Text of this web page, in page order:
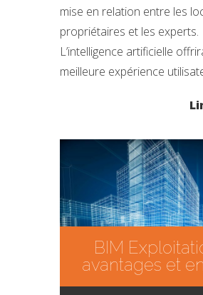
mise en relation entre les
propriétaires et les experts.
L’intelligence artificielle
meilleure expérience
BIM
avantages et